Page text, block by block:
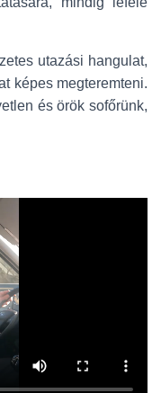
utazási hangulat,
képes megteremteni.
és örök sofőrünk,